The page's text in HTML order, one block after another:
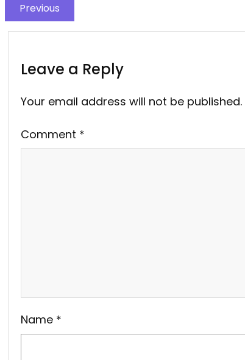
Previous
Leave a Reply
Your email address will not be published.
Comment *
Name *